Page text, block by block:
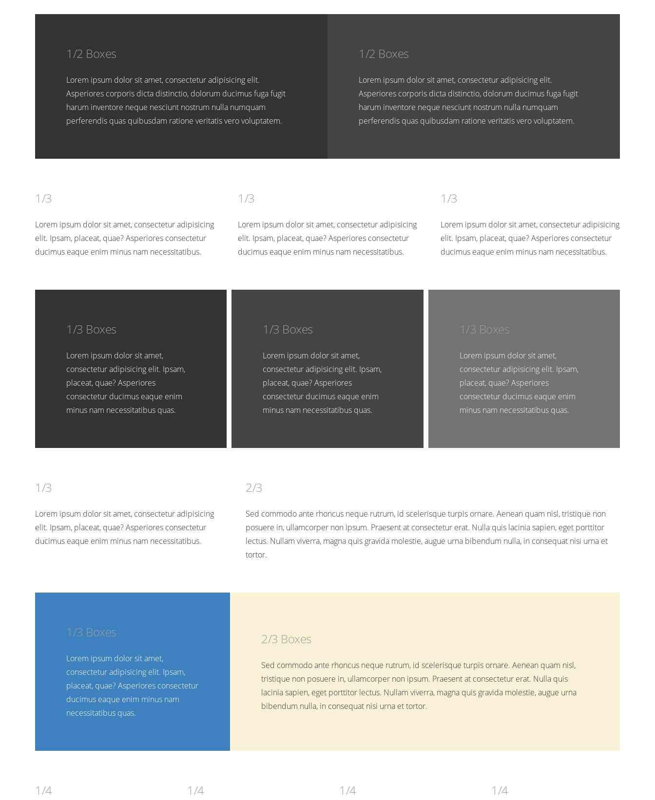
1/2 Boxes
Lorem ipsum dolor sit amet, consectetur adipisicing elit.
Asperiores corporis dicta distinctio, dolorum ducimus fuga fugit
harum inventore neque nesciunt nostrum nulla numquam
perferendis quas quibusdam ratione veritatis vero voluptatem.
1/2 Boxes
Lorem ipsum dolor sit amet, consectetur adipisicing elit.
Asperiores corporis dicta distinctio, dolorum ducimus fuga fugit
harum inventore neque nesciunt nostrum nulla numquam
perferendis quas quibusdam ratione veritatis vero voluptatem.
1/3
Lorem ipsum dolor sit amet, consectetur adipisicing
elit. Ipsam, placeat, quae? Asperiores consectetur
ducimus eaque enim minus nam necessitatibus.
1/3
Lorem ipsum dolor sit amet, consectetur adipisicing
elit. Ipsam, placeat, quae? Asperiores consectetur
ducimus eaque enim minus nam necessitatibus.
1/3
Lorem ipsum dolor sit amet, consectetur adipisicing
elit. Ipsam, placeat, quae? Asperiores consectetur
ducimus eaque enim minus nam necessitatibus.
1/3 Boxes
Lorem ipsum dolor sit amet,
consectetur adipisicing elit. Ipsam,
placeat, quae? Asperiores
consectetur ducimus eaque enim
minus nam necessitatibus quas.
1/3 Boxes
Lorem ipsum dolor sit amet,
consectetur adipisicing elit. Ipsam,
placeat, quae? Asperiores
consectetur ducimus eaque enim
minus nam necessitatibus quas.
1/3 Boxes
Lorem ipsum dolor sit amet,
consectetur adipisicing elit. Ipsam,
placeat, quae? Asperiores
consectetur ducimus eaque enim
minus nam necessitatibus quas.
1/3
Lorem ipsum dolor sit amet, consectetur adipisicing
elit. Ipsam, placeat, quae? Asperiores consectetur
ducimus eaque enim minus nam necessitatibus.
2/3
Sed commodo ante rhoncus neque rutrum, id scelerisque turpis ornare. Aenean quam nisl, tristique non
posuere in, ullamcorper non ipsum. Praesent at consectetur erat. Nulla quis lacinia sapien, eget porttitor
lectus. Nullam viverra, magna quis gravida molestie, augue urna bibendum nulla, in consequat nisi urna et
tortor.
1/3 Boxes
Lorem ipsum dolor sit amet,
consectetur adipisicing elit. Ipsam,
placeat, quae? Asperiores consectetur
ducimus eaque enim minus nam
necessitatibus quas.
2/3 Boxes
Sed commodo ante rhoncus neque rutrum, id scelerisque turpis ornare. Aenean quam nisl,
tristique non posuere in, ullamcorper non ipsum. Praesent at consectetur erat. Nulla quis
lacinia sapien, eget porttitor lectus. Nullam viverra, magna quis gravida molestie, augue urna
bibendum nulla, in consequat nisi urna et tortor.
1/4 1/4 1/4 1/4